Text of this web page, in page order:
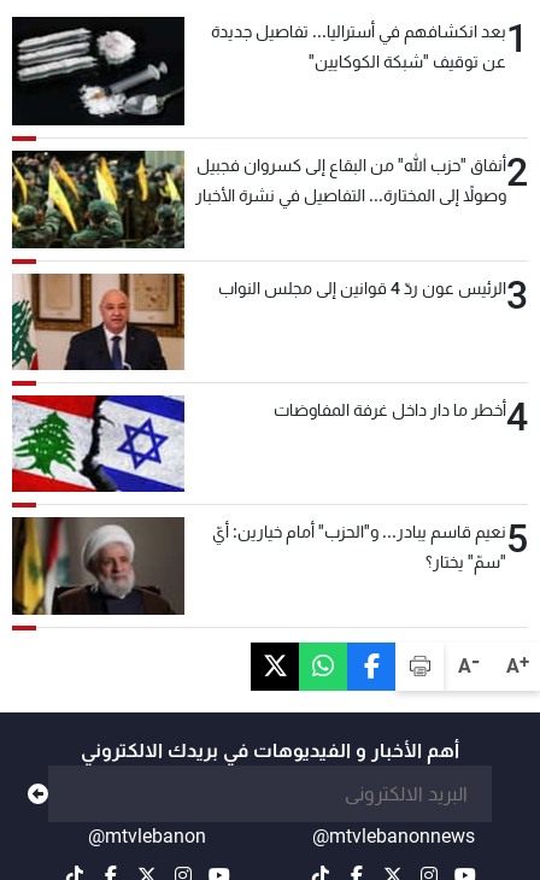
A+
A-
1بعد انكشافهم في أستراليا... تفاصيل جديدة
عن توقيف "شبكة الكوكايين"
2أنفاق "حزب الله" من البقاع إلى كسروان فجبيل
وصولاً إلى المختارة... التفاصيل في نشرة الأخبار
3الرئيس عون ردّ 4 قوانين إلى مجلس النواب
4أخطر ما دار داخل غرفة المفاوضات
5نعيم قاسم يبادر... و"الحزب" أمام خيارين: أيّ
"سمّ" يختار؟
أهم الأخبار و الفيديوهات في بريدك الالكتروني
@mtvlebanonnews
@mtvlebanon